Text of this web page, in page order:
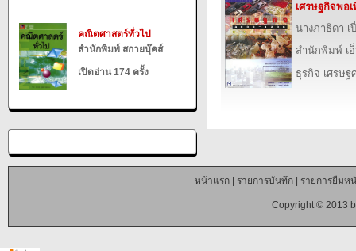
คณิตศาสตร์ทั่วไป
สำนักพิมพ์ สกายบุ๊คส์
เปิดอ่าน 174 ครั้ง
เศรษฐกิจพอเ
นางภาธิดา เ
สำนักพิมพ์ เ
ธุรกิจ เศรษฐ
หน้าแรก| รายการบันทึก| รายการยืมห
Copyright © 2013